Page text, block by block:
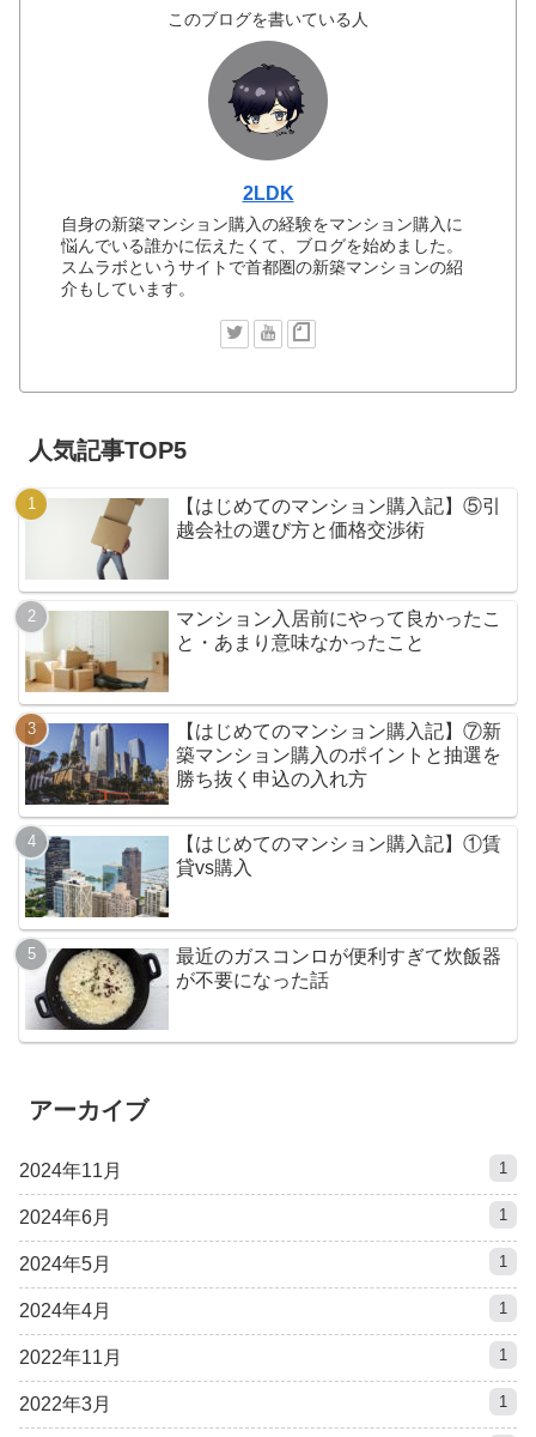
このブログを書いている人
2LDK
自身の新築マンション購入の経験をマンション購入に
悩んでいる誰かに伝えたくて、ブログを始めました。
スムラボというサイトで首都圏の新築マンションの紹
介もしています。
人気記事TOP5
【はじめてのマンション購入記】⑤引
越会社の選び方と価格交渉術
マンション入居前にやって良かったこ
と・あまり意味なかったこと
【はじめてのマンション購入記】⑦新
築マンション購入のポイントと抽選を
勝ち抜く申込の入れ方
【はじめてのマンション購入記】①賃
貸vs購入
最近のガスコンロが便利すぎて炊飯器
が不要になった話
アーカイブ
2024年11月 1
2024年6月 1
2024年5月 1
2024年4月 1
2022年11月 1
2022年3月 1